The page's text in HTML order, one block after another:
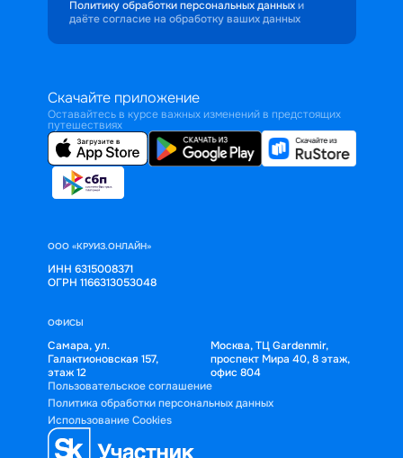
Политику обработки персональных данных и
даёте согласие на обработку ваших данных
Скачайте приложение
Оставайтесь в курсе важных изменений в предстоящих
путешествиях
ООО «КРУИЗ.ОНЛАЙН»
ИНН 6315008371
ОГРН 1166313053048
ОФИСЫ
Самара, ул.
Галактионовская 157,
этаж 12
Москва, ТЦ Gardenmir,
проспект Мира 40, 8 этаж,
офис 804
Пользовательское соглашение
Политика обработки персональных данных
Использование Cookies